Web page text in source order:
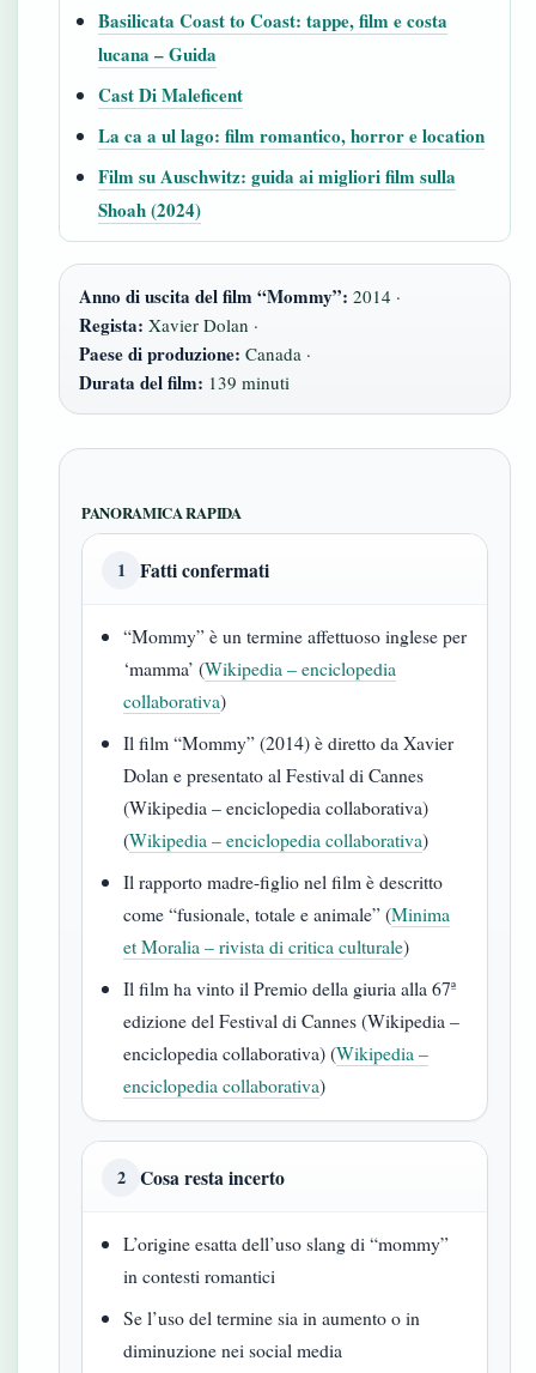
Basilicata Coast to Coast: tappe, film e costa
lucana – Guida
Cast Di Maleficent
La ca a ul lago: film romantico, horror e location
Film su Auschwitz: guida ai migliori film sulla
Shoah (2024)
Anno di uscita del film “Mommy”: 2014 ·
Regista: Xavier Dolan ·
Paese di produzione: Canada ·
Durata del film: 139 minuti
PANORAMICA RAPIDA
1 Fatti confermati
“Mommy” è un termine affettuoso inglese per
‘mamma’ (Wikipedia – enciclopedia
collaborativa)
Il film “Mommy” (2014) è diretto da Xavier
Dolan e presentato al Festival di Cannes
(Wikipedia – enciclopedia collaborativa)
(Wikipedia – enciclopedia collaborativa)
Il rapporto madre-figlio nel film è descritto
come “fusionale, totale e animale” (Minima
et Moralia – rivista di critica culturale)
Il film ha vinto il Premio della giuria alla 67ª
edizione del Festival di Cannes (Wikipedia –
enciclopedia collaborativa) (Wikipedia –
enciclopedia collaborativa)
2 Cosa resta incerto
L’origine esatta dell’uso slang di “mommy”
in contesti romantici
Se l’uso del termine sia in aumento o in
diminuzione nei social media